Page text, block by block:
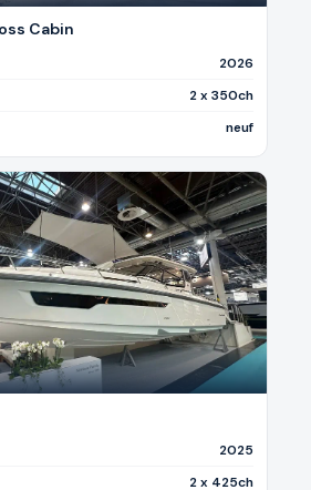
Cabin
2026
2 x 350ch
neuf
2025
2 x 425ch